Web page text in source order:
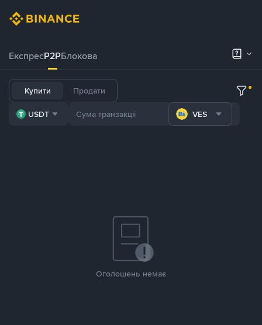
ЕкспресP2PБлокова
Купити Продати
USDT VES
Оголошень немає